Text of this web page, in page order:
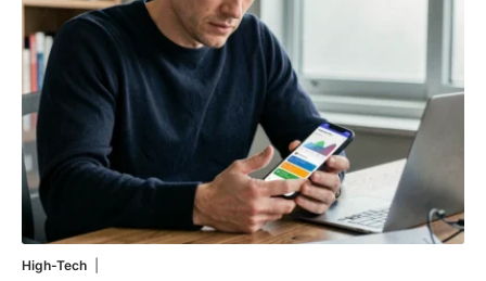
High-Tech